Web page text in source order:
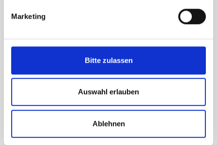
Marketing
Bitte zulassen
Auswahl erlauben
Ablehnen
POSTFACH. JETZT ABONNIEREN UND KEINE
Gastspielen
Spannende Einblicke
✓Exklusive Vorteile und besondere